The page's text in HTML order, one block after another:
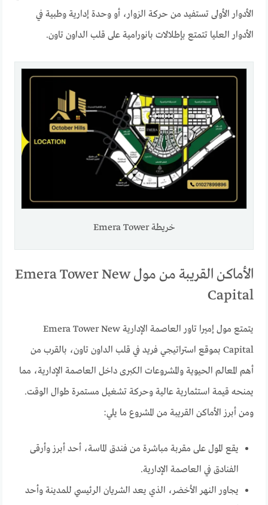
الأدوار الأولى تستفيد من حركة الزوار، أو وحدة إدارية وطبية في
الأدوار العليا تتمتع بإطلالات بانورامية على قلب الداون تاون.
خريطة Emera Tower
الأماكن القريبة من مول Emera Tower New
Capital
يتمتع مول إميرا تاور العاصمة الإدارية Emera Tower New
Capital بموقع استراتيجي فريد في قلب الداون تاون، بالقرب من
أهم المعالم الحيوية والمشروعات الكبرى داخل العاصمة الإدارية، مما
يمنحه قيمة استثمارية عالية وحركة تشغيل مستمرة طوال الوقت.
ومن أبرز الأماكن القريبة من المشروع ما يلي:
يقع المول على مقربة مباشرة من فندق الماسة، أحد أبرز وأرقى
الفنادق في العاصمة الإدارية.
يجاور النهر الأخضر، الذي يعد الشريان الرئيسي للمدينة وأحد